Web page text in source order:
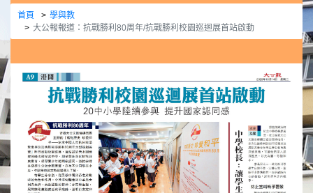
首頁
學與教
大公報報道：抗戰勝利80周年/抗戰勝利校園巡迴展首站啟動